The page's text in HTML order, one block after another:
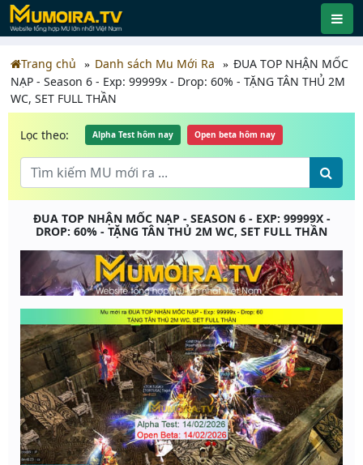
Trang chủ Danh sách Mu Mới Ra
ĐUA TOP NHẬN MỐC
NẠP - Season 6 - Exp: 99999x - Drop: 60% - TẶNG TÂN THỦ 2M
WC, SET FULL THẦN
Lọc theo: Alpha Test hôm nay Open beta hôm nay
ĐUA TOP NHẬN MỐC NẠP - SEASON 6 - EXP: 99999X -
DROP: 60% - TẶNG TÂN THỦ 2M WC, SET FULL THẦN